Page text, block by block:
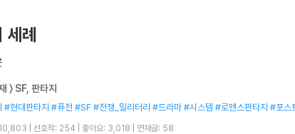
세례
〉 SF, 판타지
#현대판타지 #퓨전 #SF #전쟁_밀리터리 #드라마 #시스템 #로맨스판타지 #포스
선호작: 254 좋아요: 3,018 연재글: 58